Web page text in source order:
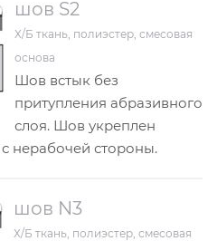
шов S2
Х/Б ткань, полиэстер, смесовая
основа
Шов встык без
притупления абразивного
слоя. Шов укреплен
нерабочей стороны.
шов N3
Х/Б ткань, полиэстер, смесовая